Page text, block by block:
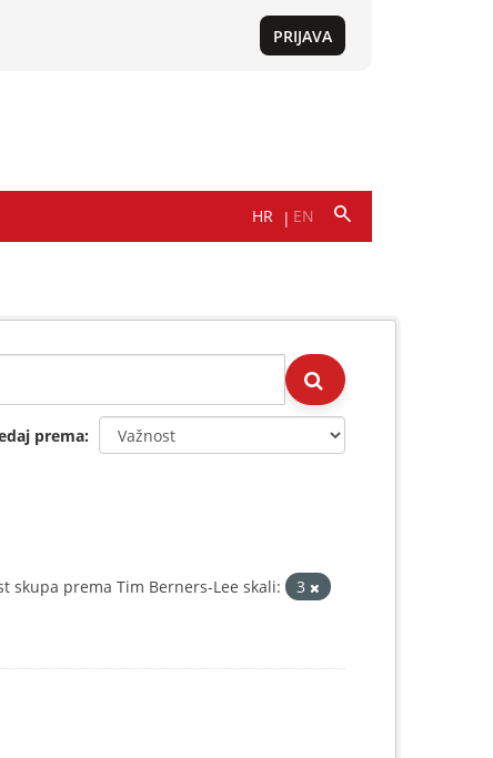
prema
skupa prema Tim Berners-Lee skali:
3